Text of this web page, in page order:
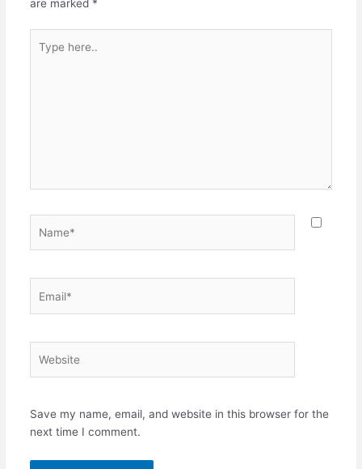
are marked *
here..
Save my name, email, and website in this browser for the
next time I comment.